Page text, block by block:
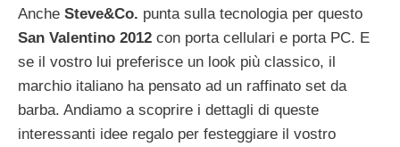
Anche Steve&Co. punta sulla tecnologia per questo
San Valentino 2012 con porta cellulari e porta PC. E
se il vostro lui preferisce un look più classico, il
marchio italiano ha pensato ad un raffinato set da
barba. Andiamo a scoprire i dettagli di queste
interessanti idee regalo per festeggiare il vostro